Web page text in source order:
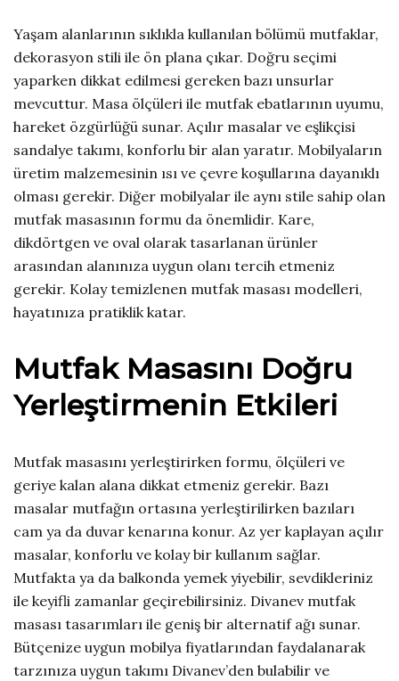
Yaşam alanlarının sıklıkla kullanılan bölümü mutfaklar,
dekorasyon stili ile ön plana çıkar. Doğru seçimi
yaparken dikkat edilmesi gereken bazı unsurlar
mevcuttur. Masa ölçüleri ile mutfak ebatlarının uyumu,
hareket özgürlüğü sunar. Açılır masalar ve eşlikçisi
sandalye takımı, konforlu bir alan yaratır. Mobilyaların
üretim malzemesinin ısı ve çevre koşullarına dayanıklı
olması gerekir. Diğer mobilyalar ile aynı stile sahip olan
mutfak masasının formu da önemlidir. Kare,
dikdörtgen ve oval olarak tasarlanan ürünler
arasından alanınıza uygun olanı tercih etmeniz
gerekir. Kolay temizlenen mutfak masası modelleri,
hayatınıza pratiklik katar.
Mutfak Masasını Doğru
Yerleştirmenin Etkileri
Mutfak masasını yerleştirirken formu, ölçüleri ve
geriye kalan alana dikkat etmeniz gerekir. Bazı
masalar mutfağın ortasına yerleştirilirken bazıları
cam ya da duvar kenarına konur. Az yer kaplayan açılır
masalar, konforlu ve kolay bir kullanım sağlar.
Mutfakta ya da balkonda yemek yiyebilir, sevdikleriniz
ile keyifli zamanlar geçirebilirsiniz. Divanev mutfak
masası tasarımları ile geniş bir alternatif ağı sunar.
Bütçenize uygun mobilya fiyatlarından faydalanarak
tarzınıza uygun takımı Divanev’den bulabilir ve